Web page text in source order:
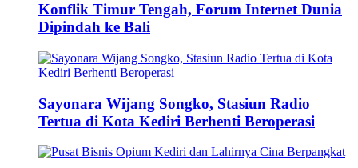
Konflik Timur Tengah, Forum Internet Dunia
Dipindah ke Bali
Sayonara Wijang Songko, Stasiun Radio
Tertua di Kota Kediri Berhenti Beroperasi